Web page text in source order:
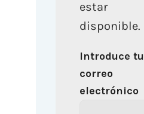
estar
disponible.
Introduce tu
correo
electrónico